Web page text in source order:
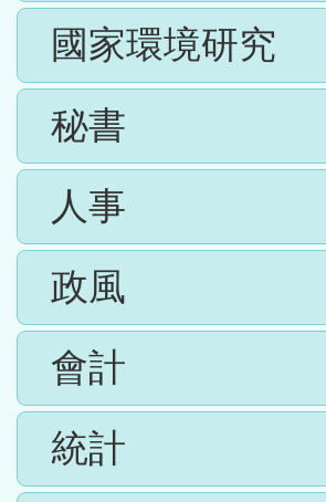
國家環境研究
秘書
人事
政風
會計
統計